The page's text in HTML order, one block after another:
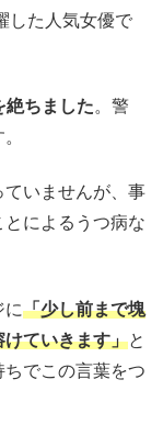
した人気女優で
絶ちました。警
ていませんが、事
によるうつ病な
に「少し前まで塊
ていきます」と
でこの言葉をつ